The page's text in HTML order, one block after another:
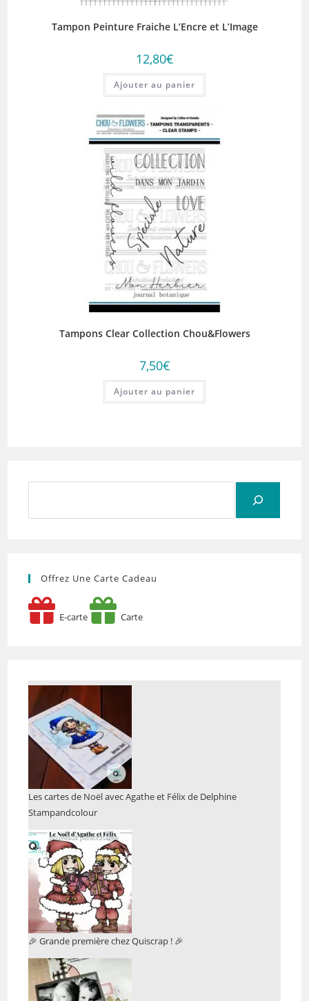
Tampon Peinture Fraiche L’Encre et L’Image
12,80€
Ajouter au panier
Tampons Clear Collection Chou&Flowers
7,50€
Ajouter au panier
Offrez Une Carte Cadeau
E-carte Carte
Les cartes de Noël avec Agathe et Félix de Delphine
Stampandcolour
🎉 Grande première chez Quiscrap ! 🎉